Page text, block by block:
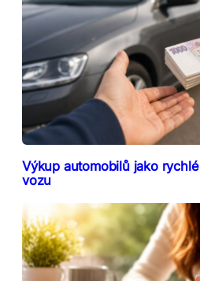
Výkup automobilů jako
vozu